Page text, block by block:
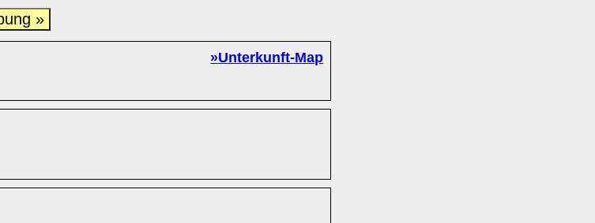
»
»Unterkunft-Map